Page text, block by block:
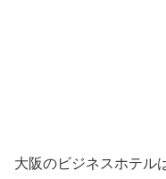
大阪のビジネスホテル